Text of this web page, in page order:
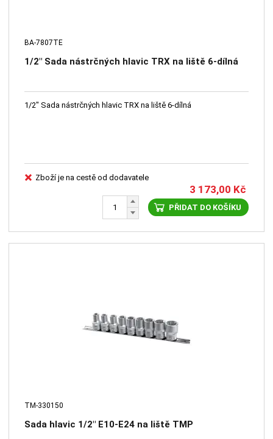
BA-7807TE
1/2" Sada nástrčných hlavic TRX na liště 6-dílná
1/2" Sada nástrčných hlavic TRX na liště 6-dílná
Zboží je na cestě od dodavatele
3 173,00 Kč
PŘIDAT DO KOŠÍKU
TM-330150
Sada hlavic 1/2" E10-E24 na liště TMP